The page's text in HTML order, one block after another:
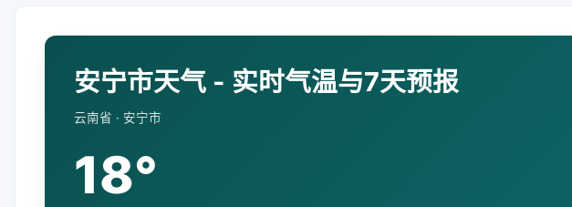
安宁市天气 - 实时气温与7天预报
云南省 · 安宁市
18°